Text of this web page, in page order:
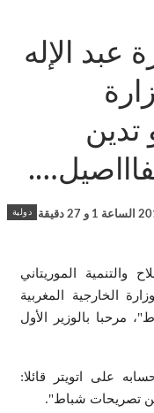
عبد الإله
تدين
دولية
الموريتاني
الخارجية المغربية
مرحبا بالوزير الأول
على اتويتر قائلا:
تصريحات شباط".